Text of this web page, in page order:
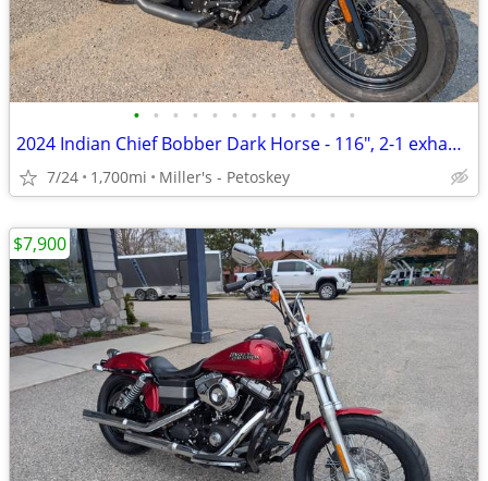
• • • • • • • • • • • •
2024 Indian Chief Bobber Dark Horse - 116", 2-1 exhaust - 1,700 miles
7/24 1,700mi Miller's - Petoskey
$7,900